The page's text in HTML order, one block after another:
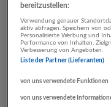
bereitzustellen:
Verwendung genauer
aktiv abfragen. Speichern von
Personalisierte Werbung und
Performance von Inhalten,
Verbesserung von Angeboten.
Liste der Partner (Lieferanten)
von uns verwendete Funktionen
von uns verwendete